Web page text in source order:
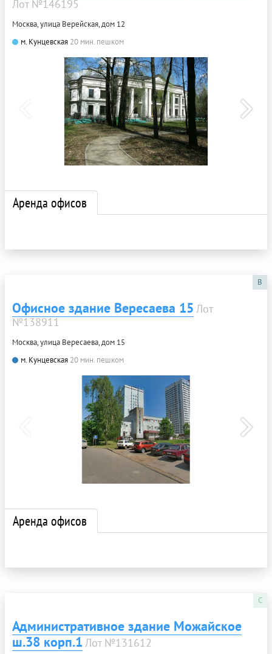
Лот №146195
Москва, улица Верейская, дом 12
м. Кунцевская 20 мин. пешком
Аренда офисов
B
Офисное здание Вересаева 15 Лот
№138911
Москва, улица Вересаева, дом 15
м. Кунцевская 20 мин. пешком
Аренда офисов
C
Административное здание Можайское
ш.38 корп.1 Лот №131612